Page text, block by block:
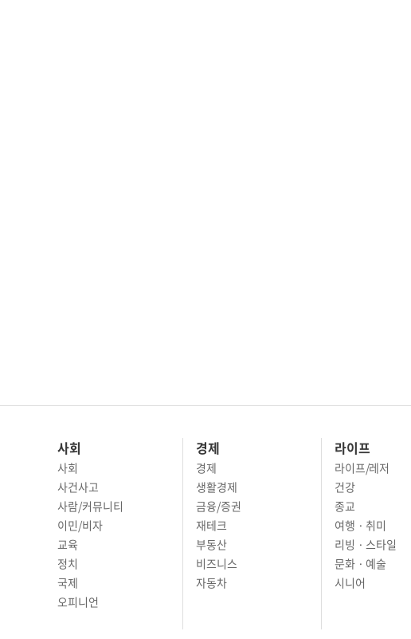
사회
사회
사건사고
사람/커뮤니티
이민/비자
교육
정치
국제
오피니언
경제
경제
생활경제
금융/증권
재테크
부동산
비즈니스
자동차
라이프
라이프/레저
건강
종교
여행 · 취미
리빙 · 스타일
문화 · 예술
시니어